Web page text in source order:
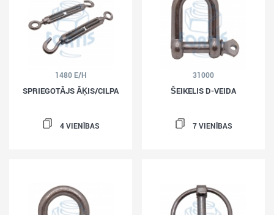
1480 E/H
SPRIEGOTĀJS ĀĶIS/CILPA
4 VIENĪBAS
31000
ŠEIKELIS D-VEIDA
7 VIENĪBAS